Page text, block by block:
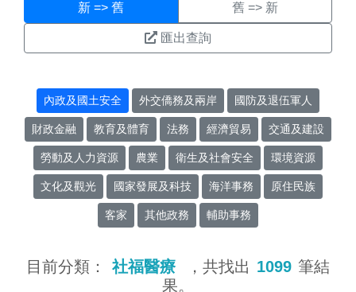
新 => 舊 舊 => 新
匯出查詢
內政及國土安全 外交僑務及兩岸 國防及退伍軍人
財政金融 教育及體育 法務 經濟貿易 交通及建設
勞動及人力資源 農業 衛生及社會安全 環境資源
文化及觀光 國家發展及科技 海洋事務 原住民族
客家 其他政務 輔助事務
目前分類： 社福醫療 ，共找出 1099 筆結
果。